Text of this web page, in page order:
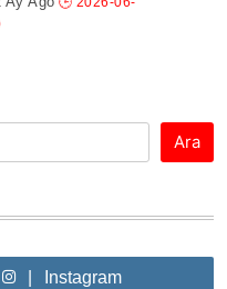
Ara
HoverInstagram